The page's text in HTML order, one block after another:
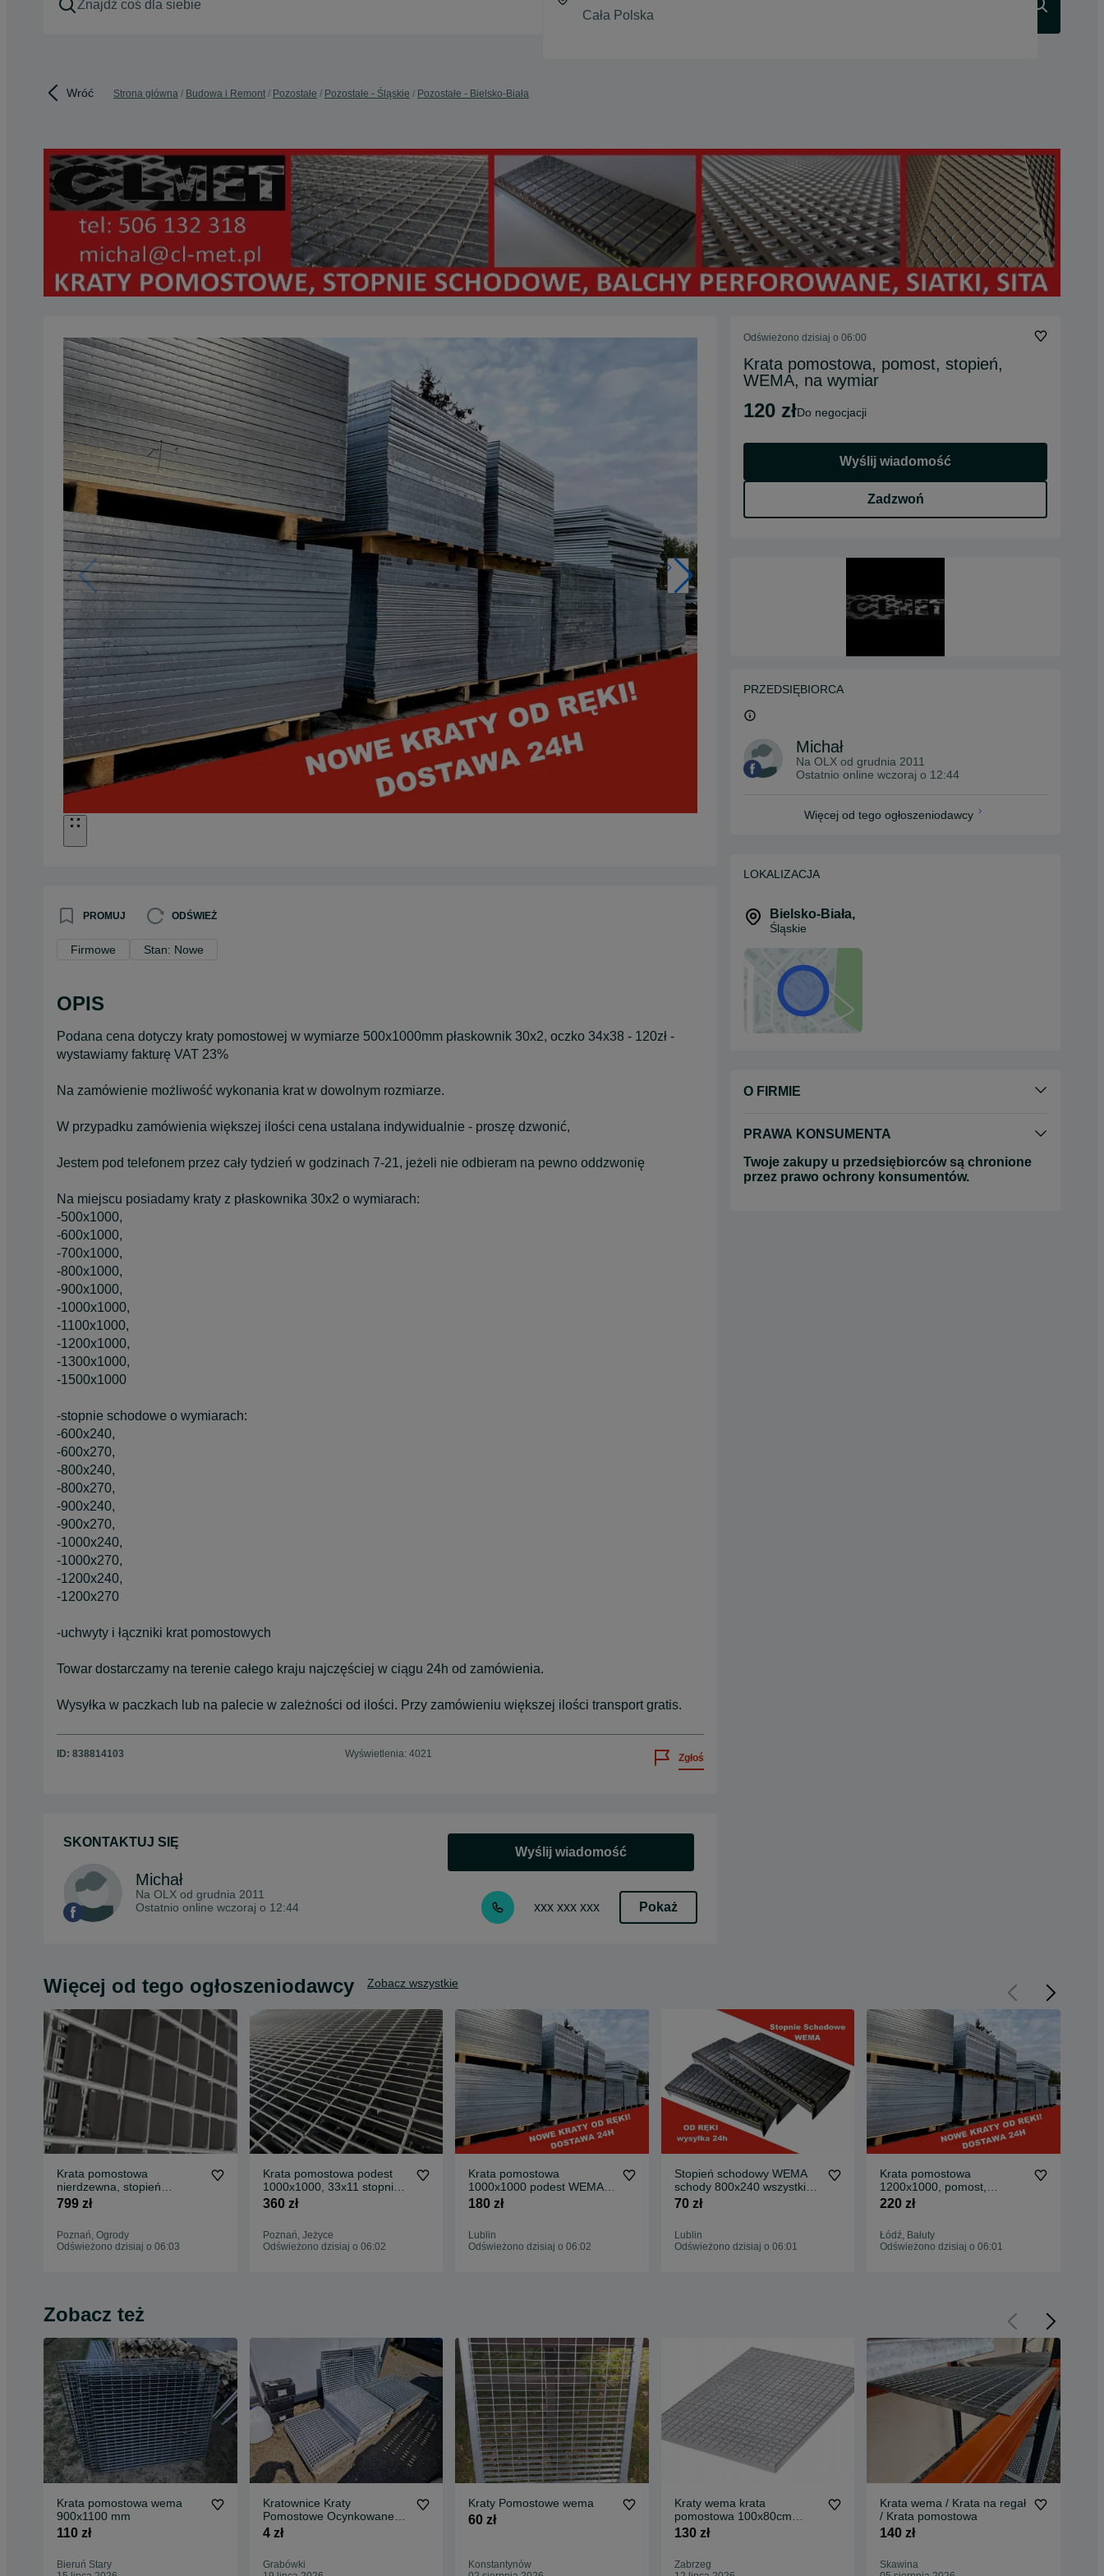
Wróć Strona główna Budowa i Remont Pozostałe Pozostałe - Śląskie Pozostałe - Bielsko-Biała
PROMUJ ODŚWIEŻ
Firmowe Stan: Nowe
OPIS
Podana cena dotyczy kraty pomostowej w wymiarze 500x1000mm płaskownik 30x2, oczko 34x38 - 120zł -
wystawiamy fakturę VAT 23%
Na zamówienie możliwość wykonania krat w dowolnym rozmiarze.
W przypadku zamówienia większej ilości cena ustalana indywidualnie - proszę dzwonić,
Jestem pod telefonem przez cały tydzień w godzinach 7-21, jeżeli nie odbieram na pewno oddzwonię
Na miejscu posiadamy kraty z płaskownika 30x2 o wymiarach:
-500x1000,
-600x1000,
-700x1000,
-800x1000,
-900x1000,
-1000x1000,
-1100x1000,
-1200x1000,
-1300x1000,
-1500x1000
-stopnie schodowe o wymiarach:
-600x240,
-600x270,
-800x240,
-800x270,
-900x240,
-900x270,
-1000x240,
-1000x270,
-1200x240,
-1200x270
-uchwyty i łączniki krat pomostowych
Towar dostarczamy na terenie całego kraju najczęściej w ciągu 24h od zamówienia.
Wysyłka w paczkach lub na palecie w zależności od ilości. Przy zamówieniu większej ilości transport gratis.
ID: 838814103 Wyświetlenia: 4021 Zgłoś
SKONTAKTUJ SIĘ
Michał
Na OLX od grudnia 2011
Ostatnio online wczoraj o 12:44
Wyślij wiadomość
xxx xxx xxx Pokaż
Odświeżono dzisiaj o 06:00
Krata pomostowa, pomost, stopień,
WEMA, na wymiar
120 zł do negocjacji
Wyślij wiadomość
Zadzwoń
PRZEDSIĘBIORCA
Michał
Na OLX od grudnia 2011
Ostatnio online wczoraj o 12:44
Więcej od tego ogłoszeniodawcy
LOKALIZACJA
Bielsko-Biała,
Śląskie
O FIRMIE
PRAWA KONSUMENTA
Twoje zakupy u przedsiębiorców są chronione
przez prawo ochrony konsumentów.
Więcej od tego ogłoszeniodawcy Zobacz wszystkie
Krata pomostowa
nierdzewna, stopień
nierdzewka, kwasówka
799 zł
Poznań, Ogrody
Odświeżono dzisiaj o 06:03
Krata pomostowa podest
1000x1000, 33x11 stopnie
schodowe na wymiar
360 zł
Poznań, Jeżyce
Odświeżono dzisiaj o 06:02
Krata pomostowa
1000x1000 podest WEMA
stopnie schodowe na
180 zł
Lublin
Odświeżono dzisiaj o 06:02
Stopień schodowy WEMA
schody 800x240 wszystkie
rozmiary kraty pomostow
70 zł
Lublin
Odświeżono dzisiaj o 06:01
Krata pomostowa
1200x1000, pomost,
stopień, WEMA wszystkie
220 zł
Łódź, Bałuty
Odświeżono dzisiaj o 06:01
Zobacz też
Krata pomostowa wema
900x1100 mm
110 zł
Bieruń Stary
Kratownice Kraty
Pomostowe Ocynkowane
Wema
4 zł
Grabówki
Kraty Pomostowe wema
60 zł
Konstantynów
Kraty wema krata
pomostowa 100x80cm
nowa
130 zł
Zabrzeg
Krata wema / Krata na regał
/ Krata pomostowa
140 zł
Skawina